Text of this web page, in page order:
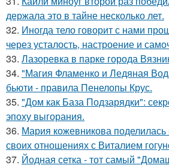
держала это в тайне несколько лет.
32. Иногда тело говорит с нами
через усталость, настроение и
33. Лазоревка в парке города
34. "Магия Фламенко и Ледяная
бьюти - правила Пенелопы Крус.
35. "Дом как База Подзарядки":
эпоху выгорания.
36. Мария кожевникова
своих отношениях с Виталием
37. Йодная сетка - тот самый